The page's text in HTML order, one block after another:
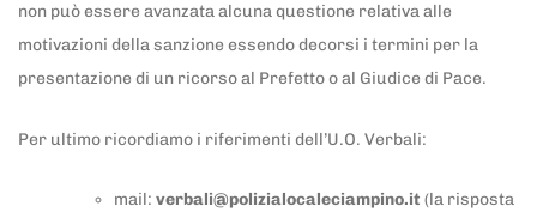
non può essere avanzata alcuna questione relativa alle
motivazioni della sanzione essendo decorsi i termini per la
presentazione di un ricorso al Prefetto o al Giudice di Pace.
Per ultimo ricordiamo i riferimenti dell’U.O. Verbali:
mail: verbali@polizialocaleciampino.it (la risposta